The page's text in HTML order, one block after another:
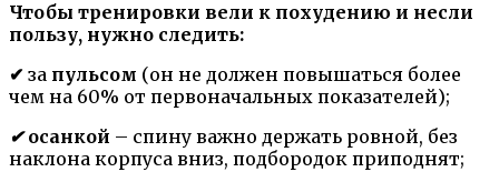
Чтобы тренировки вели к похудению и несли
пользу, нужно следить:
✔ за пульсом (он не должен повышаться более
чем на 60% от первоначальных показателей);
✔осанкой – спину важно держать ровной, без
наклона корпуса вниз, подбородок приподнят;